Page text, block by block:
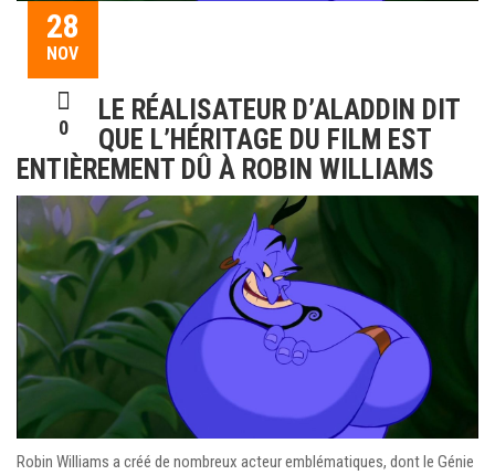
28
NOV
0
LE RÉALISATEUR D’ALADDIN DIT
QUE L’HÉRITAGE DU FILM EST
ENTIÈREMENT DÛ À ROBIN WILLIAMS
Robin Williams a créé de nombreux acteur emblématiques, dont le Génie